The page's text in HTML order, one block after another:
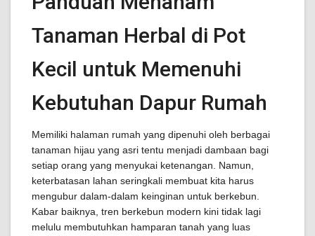
Tanaman Herbal di Pot
Kecil untuk Memenuhi
Kebutuhan Dapur Rumah
Memiliki halaman rumah yang dipenuhi oleh berbagai
tanaman hijau yang asri tentu menjadi dambaan bagi
setiap orang yang menyukai ketenangan. Namun,
keterbatasan lahan seringkali membuat kita harus
mengubur dalam-dalam keinginan untuk berkebun.
Kabar baiknya, tren berkebun modern kini tidak lagi
melulu membutuhkan hamparan tanah yang luas